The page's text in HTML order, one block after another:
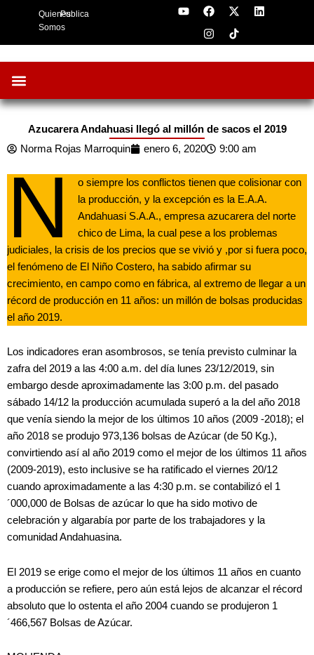
Quienes
Somos
Publica
Y
o
b
F
a
c
e
o
X
-
t
w
t
L
i
d
I
n
s
t
g
Azucarera Andahuasi llegó al millón de sacos el 2019
Norma Rojas Marroquin
enero 6, 2020 9:00 am
N
o siempre los conflictos tienen que colisionar con
la producción, y la excepción es la E.A.A.
Andahuasi S.A.A., empresa azucarera del norte
chico de Lima, la cual pese a los problemas
judiciales, la crisis de los precios que se vivió y ,por si fuera poco,
el fenómeno de El Niño Costero, ha sabido afirmar su
crecimiento, en campo como en fábrica, al extremo de llegar a un
récord de producción en 11 años: un millón de bolsas producidas
el año 2019.
Los indicadores eran asombrosos, se tenía previsto culminar la
zafra del 2019 a las 4:00 a.m. del día lunes 23/12/2019, sin
embargo desde aproximadamente las 3:00 p.m. del pasado
sábado 14/12 la producción acumulada superó a la del año 2018
que venía siendo la mejor de los últimos 10 años (2009 -2018); el
año 2018 se produjo 973,136 bolsas de Azúcar (de 50 Kg.),
convirtiendo así al año 2019 como el mejor de los últimos 11 años
(2009-2019), esto inclusive se ha ratificado el viernes 20/12
cuando aproximadamente a las 4:30 p.m. se contabilizó el 1
´000,000 de Bolsas de azúcar lo que ha sido motivo de
celebración y algarabía por parte de los trabajadores y la
comunidad Andahuasina.
El 2019 se erige como el mejor de los últimos 11 años en cuanto
a producción se refiere, pero aún está lejos de alcanzar el récord
absoluto que lo ostenta el año 2004 cuando se produjeron 1
´466,567 Bolsas de Azúcar.